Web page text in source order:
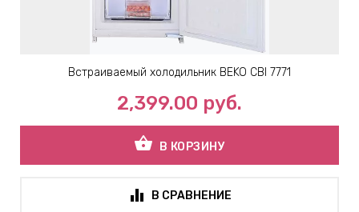
Встраиваемый холодильник BEKO CBI 7771
2,399.00 руб.
shopping_basket В КОРЗИНУ
В СРАВНЕНИЕ